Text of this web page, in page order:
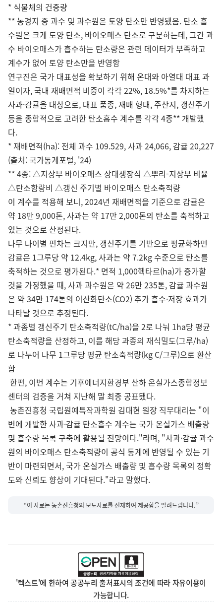
* 식물체의 건중량
** 농경지 중 과수 및 과수원은 토양 탄소만 반영됐음. 탄소 흡
수원은 크게 토양 탄소, 바이오매스 탄소로 구분하는데, 그간 과
수 바이오매스가 흡수하는 탄소량은 관련 데이터가 부족하고
계수가 없어 토양 탄소만을 반영함
연구진은 국가 대표성을 확보하기 위해 온대와 아열대 대표 과
일이자, 국내 재배면적 비중이 각각 22%, 18.5%*를 차지하는
사과·감귤을 대상으로, 대표 품종, 재배 형태, 주산지, 갱신주기
등을 종합적으로 고려한 탄소흡수 계수를 각각 4종** 개발했
다.
* 재배면적(ha): 전체 과수 109.529, 사과 24,066, 감귤 20,227
(출처: 국가통계포털, '24)
** 4종: △지상부 바이오매스 상대생장식 △뿌리-지상부 비율
△탄소함량비 △갱신 주기별 바이오매스 탄소축적량
이 계수를 적용해 보니, 2024년 재배면적을 기준으로 감귤은
약 18만 9,000톤, 사과는 약 17만 2,000톤의 탄소를 축적하고
있는 것으로 산정된다.
나무 나이별 편차는 크지만, 갱신주기를 기반으로 평균화하면
감귤은 1그루당 약 12.4kg, 사과는 약 7.2kg 수준으로 탄소를
축적하는 것으로 평가된다.* 면적 1,000헥타르(ha)가 증가할
것을 가정했을 때, 사과 과수원은 약 26만 235톤, 감귤 과수원
은 약 34만 174톤의 이산화탄소(CO2) 추가 흡수·저장 효과가
나타날 것으로 추정된다.
* 과종별 갱신주기 탄소축적량(tC/ha)을 2로 나눠 1ha당 평균
탄소축적량을 산정하고, 이를 해당 과종의 재식밀도(그루/ha)
로 나누어 나무 1그루당 평균 탄소축적량(kg C/그루)으로 환산
함
한편, 이번 계수는 기후에너지환경부 산하 온실가스종합정보
센터의 검증을 거쳐 지난해 말 최종 공표됐다.
농촌진흥청 국립원예특작과학원 김대현 원장 직무대리는 "이
번에 개발한 사과·감귤 탄소흡수 계수는 국가 온실가스 배출량
및 흡수량 목록 구축에 활용될 전망이다."라며, "사과·감귤 과수
원의 바이오매스 탄소축적량이 공식 통계에 반영될 수 있는 기
반이 마련되면서, 국가 온실가스 배출량 및 흡수량 목록의 정확
도와 신뢰도 향상이 기대된다."라고 말했다.
“이 자료는 농촌진흥청의 보도자료를 전재하여 제공함을 알려드립니다.”
'텍스트'에 한하여 공공누리 출처표시의 조건에 따라 자유이용이
가능합니다.